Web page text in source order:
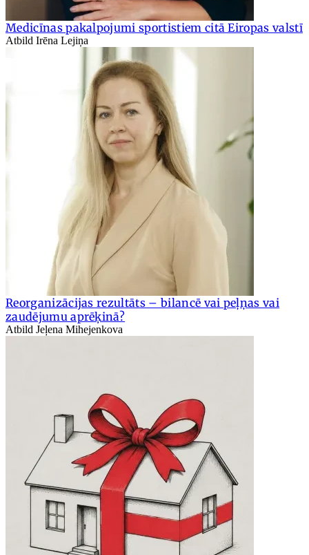
Medicīnas pakalpojumi sportistiem citā Eiropas valstī
Atbild Irēna Lejiņa
Reorganizācijas rezultāts – bilancē vai peļņas vai
zaudējumu aprēķinā?
Atbild Jeļena Mihejenkova